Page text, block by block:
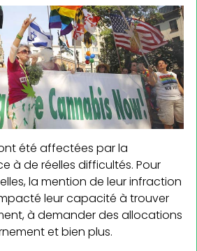
été affectées par la
à de réelles difficultés. Pour
la mention de leur infraction
leur capacité à trouver
à demander des allocations
et bien plus.